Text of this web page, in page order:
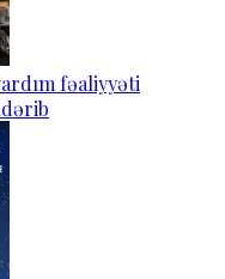
fəaliyyəti